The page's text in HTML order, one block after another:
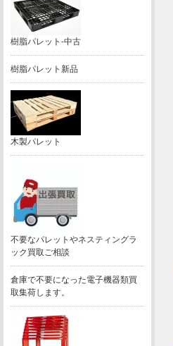
樹脂パレット-中古
樹脂パレット新品
木製パレット
不要なパレットやネスティングラ
ック買取ご相談
倉庫で不要になった電子機器類買
取集荷します。